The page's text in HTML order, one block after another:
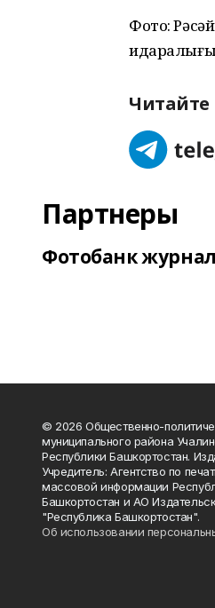
Фото:
идаралығы
Читайте
Партнеры
Фотобанк
© 2026 Общественно-
муниципального района
Республики Башкортостан.
Учредитель: Агентство по
массовой информации
Башкортостан и АО
"Республика Башкортостан".
Об использовании